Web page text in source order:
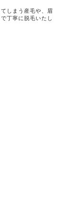
しまう産毛や、眉
丁寧に脱毛いたし